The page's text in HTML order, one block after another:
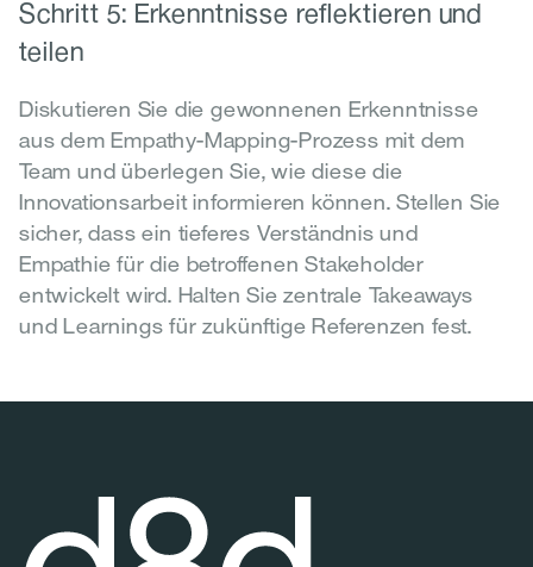
Schritt 5: Erkenntnisse reflektieren und
teilen
Diskutieren Sie die gewonnenen Erkenntnisse
aus dem Empathy-Mapping-Prozess mit dem
Team und überlegen Sie, wie diese die
Innovationsarbeit informieren können. Stellen Sie
sicher, dass ein tieferes Verständnis und
Empathie für die betroffenen Stakeholder
entwickelt wird. Halten Sie zentrale Takeaways
und Learnings für zukünftige Referenzen fest.